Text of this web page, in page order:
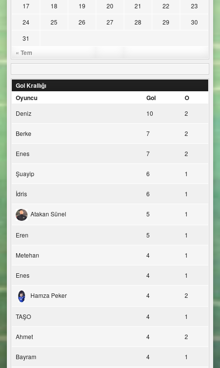
« Tem
17
18 19 20 21 22
23
24
25 26 27 28 29
30
31
Gol Krallığı
Oyuncu
Gol O
Deniz 10 2
Berke 7 2
Enes 7 2
Şuayip 6 1
İdris 6 1
Atakan Sünel 5 1
Eren 5 1
Metehan 4 1
Enes 4 1
Hamza Peker 4 2
TAŞO 4 1
Ahmet 4 2
Bayram 4 1